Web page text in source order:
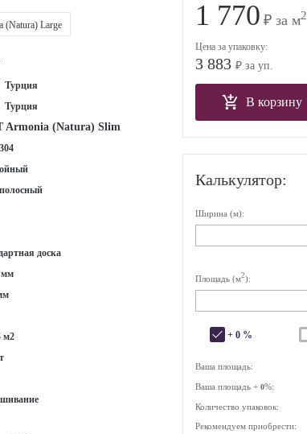
(Natura) Large
Турция
Турция
Armonia (Natura) Slim
доска
мм
м2
1 770 ₽ за м2
Цена за упаковку:
3 883 ₽ за уп.
В корзину
Калькулятор:
Ширина (м):
Площадь (м2):
+ 0 %
Ваша площадь:
Ваша площадь + 0%:
Количество упаковок:
Рекомендуем приобрести: